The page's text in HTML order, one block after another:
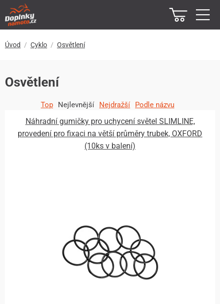
Úvod Cyklo Osvětlení
Osvětlení
Top Nejlevnější Nejdražší Podle názvu
Náhradní gumičky pro uchycení světel SLIMLINE,
provedení pro fixaci na větší průměry trubek, OXFORD
(10ks v balení)